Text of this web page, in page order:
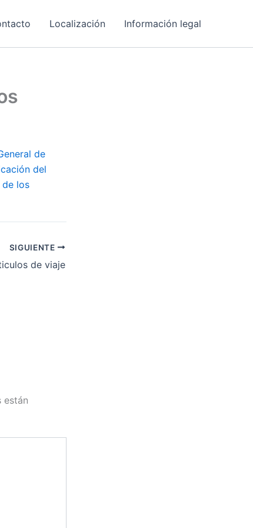
Localización Información legal
de
del
los
SIGUIENTE
de viaje
están